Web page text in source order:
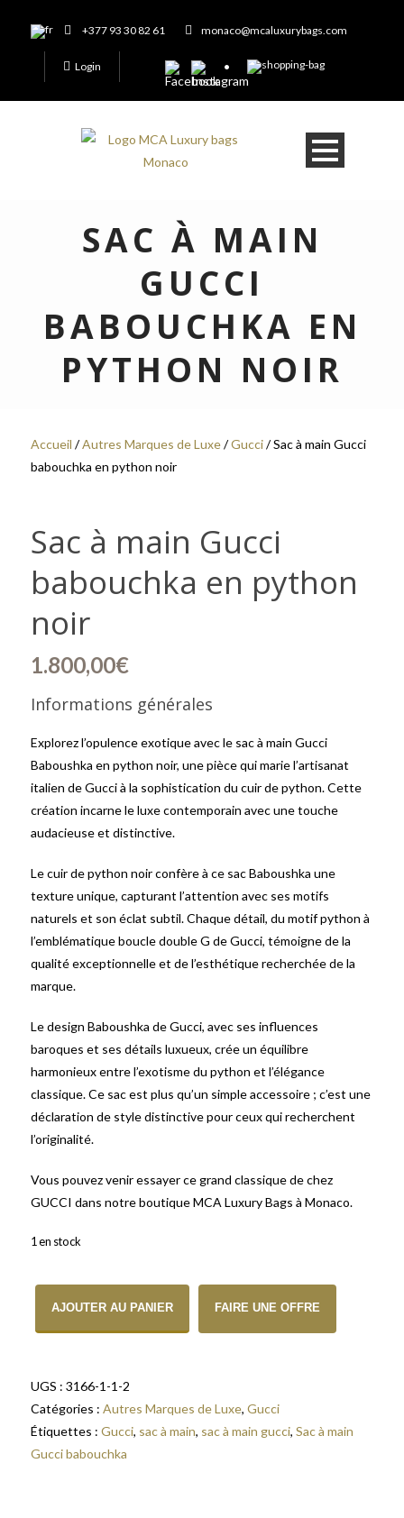
+377 93 30 82 61 monaco@mcaluxurybags.com
Login
SAC À MAIN
GUCCI
BABOUCHKA EN
PYTHON NOIR
Accueil /Autres Marques de Luxe/Gucci/ Sac à main Gucci
babouchka en python noir
Sac à main Gucci
babouchka en python
noir
1.800,00€
Informations générales
Explorez l’opulence exotique avec le sac à main Gucci
Baboushka en python noir, une pièce qui marie l’artisanat
italien de Gucci à la sophistication du cuir de python. Cette
création incarne le luxe contemporain avec une touche
audacieuse et distinctive.
Le cuir de python noir confère à ce sac Baboushka une
texture unique, capturant l’attention avec ses motifs
naturels et son éclat subtil. Chaque détail, du motif python à
l’emblématique boucle double G de Gucci, témoigne de la
qualité exceptionnelle et de l’esthétique recherchée de la
marque.
Le design Baboushka de Gucci, avec ses influences
baroques et ses détails luxueux, crée un équilibre
harmonieux entre l’exotisme du python et l’élégance
classique. Ce sac est plus qu’un simple accessoire ; c’est une
déclaration de style distinctive pour ceux qui recherchent
l’originalité.
Vous pouvez venir essayer ce grand classique de chez
GUCCI dans notre boutique MCA Luxury Bags à Monaco.
1 en stock
AJOUTER AU PANIER FAIRE UNE OFFRE
UGS : 3166-1-1-2
Catégories : Autres Marques de Luxe, Gucci
Étiquettes : Gucci, sac à main, sac à main gucci, Sac à main
Gucci babouchka